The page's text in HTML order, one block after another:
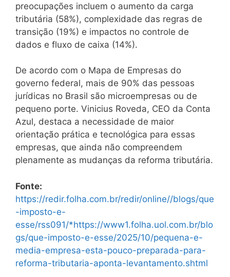
preocupações incluem o aumento da carga
tributária (58%), complexidade das regras de
transição (19%) e impactos no controle de
dados e fluxo de caixa (14%).
De acordo com o Mapa de Empresas do
governo federal, mais de 90% das pessoas
jurídicas no Brasil são microempresas ou de
pequeno porte. Vinicius Roveda, CEO da Conta
Azul, destaca a necessidade de maior
orientação prática e tecnológica para essas
empresas, que ainda não compreendem
plenamente as mudanças da reforma tributária.
Fonte:
https://redir.folha.com.br/redir/online//blogs/que
-imposto-e-
esse/rss091/*https://www1.folha.uol.com.br/blo
gs/que-imposto-e-esse/2025/10/pequena-e-
media-empresa-esta-pouco-preparada-para-
reforma-tributaria-aponta-levantamento.shtml